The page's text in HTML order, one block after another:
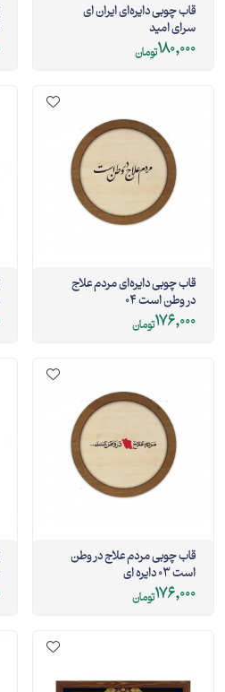
قاب چوبی دایره‌ای ایران ای
سرای امید
180,000تومان
قاب چوبی دایره‌ای مردم علاج
در وطن است 04
176,000تومان
قاب چوبی مردم علاج در وطن
است 03 دایره ای
176,000تومان